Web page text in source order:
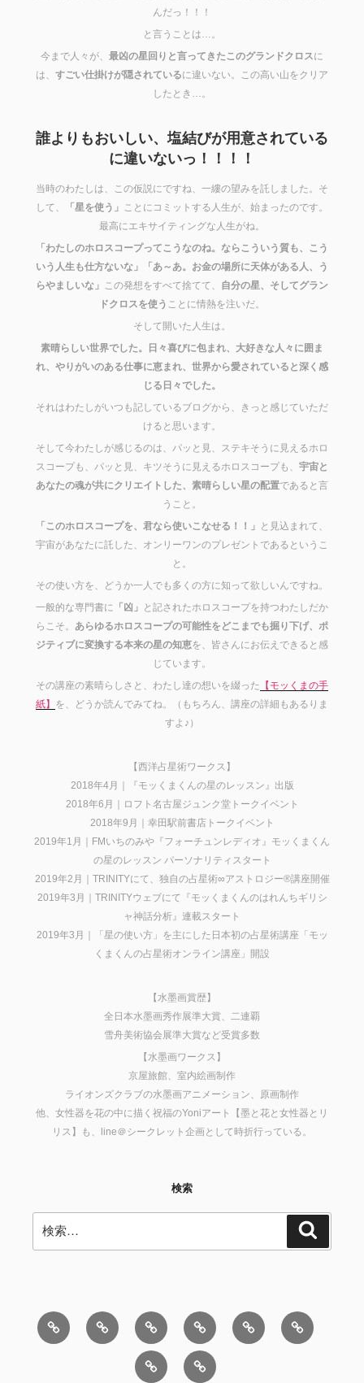
んだっ！！！
と言うことは…。
今まで人々が、 最凶の星回りと言ってきたこのグランドクロスに
は、 すごい仕掛けが隠されているに違いない。この高い山をクリア
したとき…。
誰よりもおいしい、塩結びが用意されている
に違いないっ！！！！
当時のわたしは、この仮説にですね、一縷の望みを託しました。そ
して、
「星を使う」 ことにコミットする人生が、始まったのです。
最高にエキサイティングな人生がね。
「わたしのホロスコープってこうなのね。ならこういう質も、こう
いう人生も仕方ないな」「あ～あ。お金の場所に天体がある人、う
らやましいな」 この発想をすべて捨てて、 自分の星、そしてグラン
ドクロスを使う ことに情熱を注いだ。
そして開いた人生は。
素晴らしい世界でした。日々喜びに包まれ、大好きな人々に囲ま
れ、やりがいのある仕事に恵まれ、世界から愛されていると深く感
じる日々でした。
それはわたしがいつも記しているブログから、きっと感じていただ
けると思います。
そして今わたしが感じるのは、パッと見、ステキそうに見えるホロ
スコープも、パッと見、キツそうに見えるホロスコープも、 宇宙と
あなたの魂が共にクリエイトした、素晴らしい星の配置であると言
うこと。
「このホロスコープを、君なら使いこなせる！！」 と見込まれて、
宇宙があなたに託した、オンリーワンのプレゼントであるというこ
と。
その使い方を、どうか一人でも多くの方に知って欲しいんですね。
一般的な専門書に 「凶」 と記されたホロスコープを持つわたしだか
らこそ。 あらゆるホロスコープの可能性をどこまでも掘り下げ、ポ
ジティブに変換する本来の星の知恵を、皆さんにお伝えできると感
じています。
その講座の素晴らしさと、わたし達の想いを綴った 【モッくまの手
紙】 を、どうか読んでみてね。（もちろん、講座の詳細もあるりま
すよ♪）
【西洋占星術ワークス】
2018年4月｜『モッくまくんの星のレッスン』出版
2018年6月｜ロフト名古屋ジュンク堂トークイベント
2018年9月｜幸田駅前書店トークイベント
2019年1月｜FMいちのみや『フォーチュンレディオ』モッくまくん
の星のレッスン パーソナリティスタート
2019年2月｜TRINITYにて、独自の占星術∞アストロジー®講座開催
2019年3月｜TRINITYウェブにて『モッくまくんのはれんちギリシ
ャ神話分析』連載スタート
2019年3月｜「星の使い方」を主にした日本初の占星術講座「モッ
くまくんの占星術オンライン講座」開設
【水墨画賞歴】
全日本水墨画秀作展準大賞、二連覇
雪舟美術協会展準大賞など受賞多数
【水墨画ワークス】
京屋旅館、室内絵画制作
ライオンズクラブの水墨画アニメーション、原画制作
他、女性器を花の中に描く祝福のYoniアート【墨と花と女性器とリ
リス】も、line＠シークレット企画として時折行っている。
検索
News
木
星
ブ
ロ
グ
本
を
買
西
洋
ホ
ロ
モ
お